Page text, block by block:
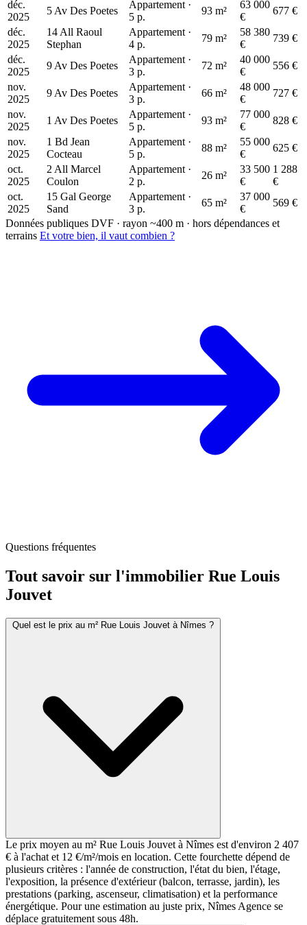
déc.
2025
5 Av Des Poetes
Appartement ·
5 p.
93 m²
63 000
€
677 €
déc.
2025
14 All Raoul
Stephan
Appartement ·
4 p.
79 m²
58 380
€
739 €
déc.
2025
9 Av Des Poetes
Appartement ·
3 p.
72 m²
40 000
€
556 €
nov.
2025
9 Av Des Poetes
Appartement ·
3 p.
66 m²
48 000
€
727 €
nov.
2025
1 Av Des Poetes
Appartement ·
5 p.
93 m²
77 000
€
828 €
nov.
2025
1 Bd Jean
Cocteau
Appartement ·
5 p.
88 m²
55 000
€
625 €
oct.
2025
2 All Marcel
Coulon
Appartement ·
2 p.
26 m²
33 500
€
1 288
€
oct.
2025
15 Gal George
Sand
Appartement ·
3 p.
65 m²
37 000
€
569 €
Données publiques DVF · rayon ~400 m · hors dépendances et
terrains Et votre bien, il vaut combien ?
Questions fréquentes
Tout savoir sur l'immobilier Rue Louis
Jouvet
Quel est le prix au m² Rue Louis Jouvet à Nîmes ?
Le prix moyen au m² Rue Louis Jouvet à Nîmes est d'environ 2 407
€ à l'achat et 12 €/m²/mois en location. Cette fourchette dépend de
plusieurs critères : l'année de construction, l'état du bien, l'étage,
l'exposition, la présence d'extérieur (balcon, terrasse, jardin), les
prestations (parking, ascenseur, climatisation) et la performance
énergétique. Pour une estimation au juste prix, Nîmes Agence se
déplace gratuitement sous 48h.